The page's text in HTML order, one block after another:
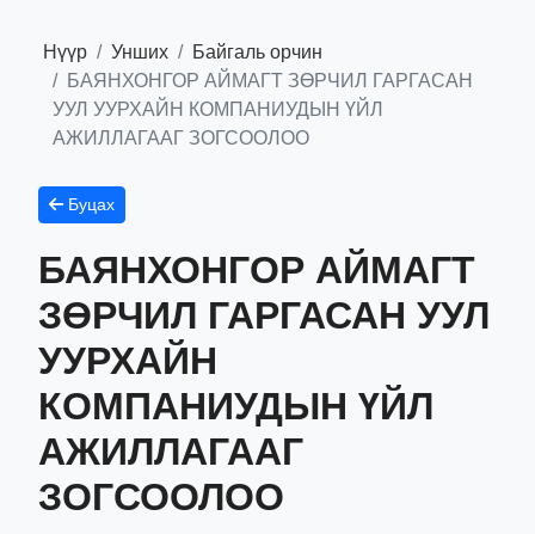
Нүүр Унших
Байгаль орчин
БАЯНХОНГОР АЙМАГТ ЗӨРЧИЛ ГАРГАСАН
УУЛ УУРХАЙН КОМПАНИУДЫН ҮЙЛ
АЖИЛЛАГААГ ЗОГСООЛОО
Буцах
БАЯНХОНГОР АЙМАГТ
ЗӨРЧИЛ ГАРГАСАН УУЛ
УУРХАЙН
КОМПАНИУДЫН ҮЙЛ
АЖИЛЛАГААГ
ЗОГСООЛОО